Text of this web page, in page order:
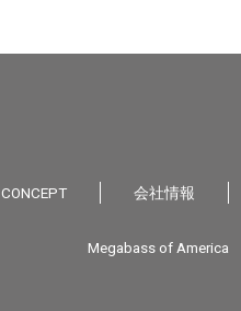
CONCEPT 会社情報
Megabass of America